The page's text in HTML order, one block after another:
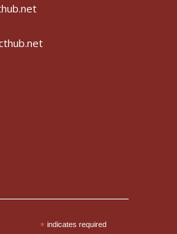
* indicates required